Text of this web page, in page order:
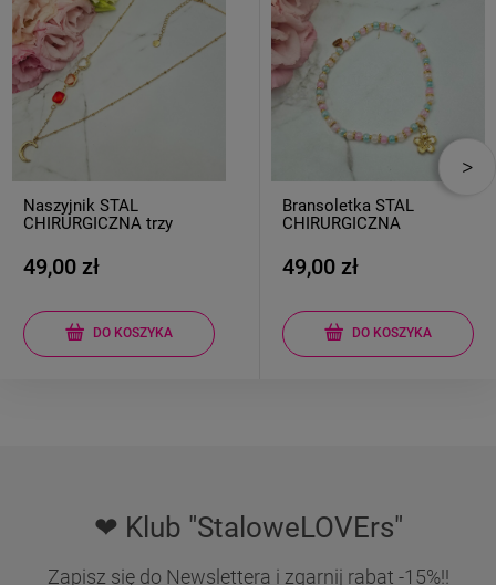
Bransoletka STAL
CHIRURGICZNA
kwiatek
49,00 zł
DO KOSZYKA
Bransoletka STAL
CHIRURGICZNA pancerka
złoto
44,00 zł
DO KOSZYKA
❤ Klub "StaloweLOVErs"
Zapisz się do Newslettera i zgarnij rabat -15%!!